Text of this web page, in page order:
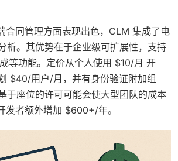
合同管理方面表现出色，CLM 集成了电
析。其优势在于企业级可扩展性，支持
等功能。定价从个人使用 $10/月 开
$40/用户/月，并有身份验证附加组
于座位的许可可能会使大型团队的成本
发者额外增加 $600+/年。